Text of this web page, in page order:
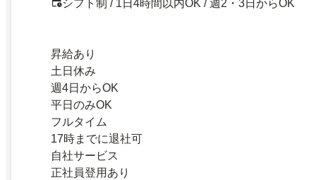
シフト制 / 1日4時間以内OK / 週2・3日からOK
昇給あり
土日休み
週4日からOK
平日のみOK
フルタイム
17時までに退社可
自社サービス
正社員登用あり